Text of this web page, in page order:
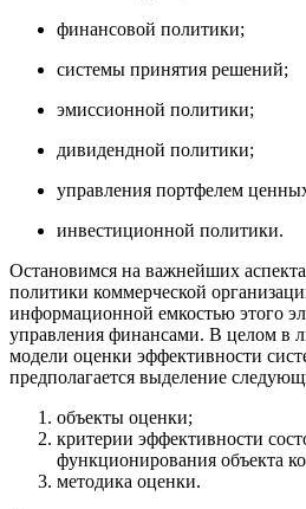
финансовой политики;
системы принятия решений;
эмиссионной политики;
дивидендной политики;
управления портфелем
инвестиционной политики.
Остановимся на важнейших
политики коммерческой
информационной емкостью этого
управления финансами. В целом в
модели оценки эффективности
предполагается выделение
объекты оценки;
критерии эффективности
функционирования объекта
методика оценки.